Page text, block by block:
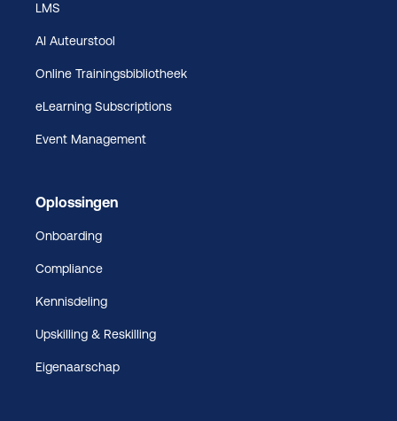
LMS
AI Auteurstool
Online Trainingsbibliotheek
eLearning Subscriptions
Event Management
Oplossingen
Onboarding
Compliance
Kennisdeling
Upskilling & Reskilling
Eigenaarschap